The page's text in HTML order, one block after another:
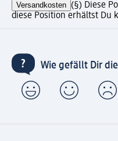
Versandkosten (§) Diese
diese Position erhältst Du
Wie gefällt Dir